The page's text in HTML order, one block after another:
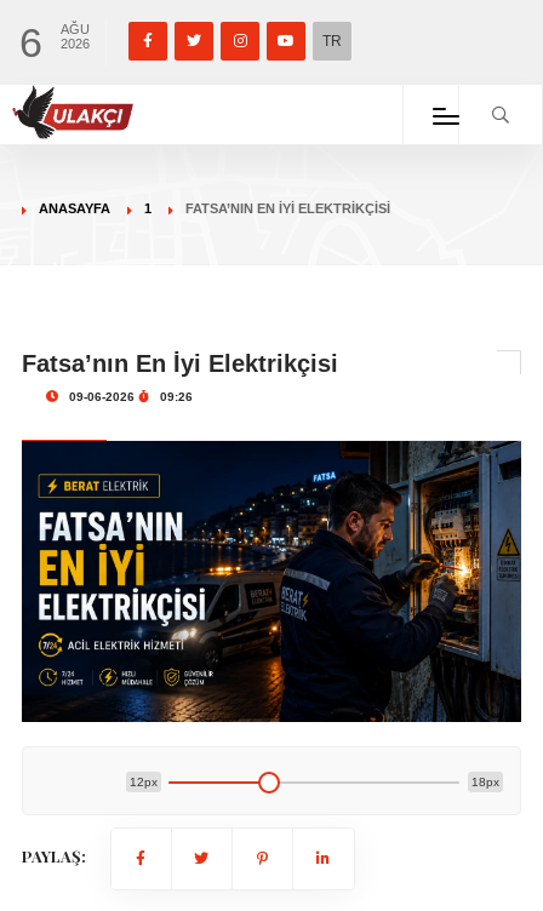
6
AĞU
2026
TR
ANASAYFA 1 FATSA’NIN EN İYI ELEKTRIKÇISI
Fatsa’nın En İyi Elektrikçisi
09-06-2026 09:26
12px 18px
PAYLAŞ: